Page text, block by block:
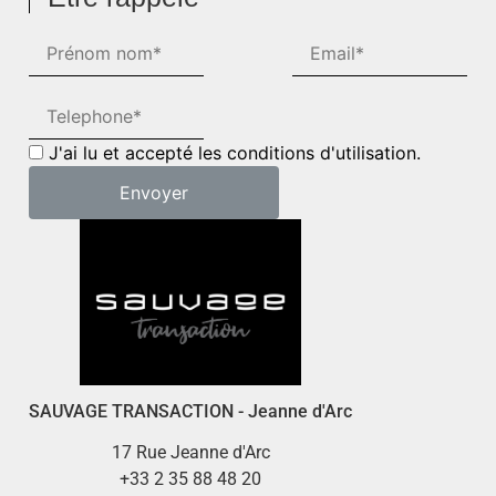
J'ai lu et accepté les conditions d'utilisation.
SAUVAGE TRANSACTION - Jeanne d'Arc
17 Rue Jeanne d'Arc
+33 2 35 88 48 20